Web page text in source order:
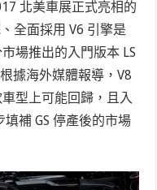
北美車展正式亮相的
全面採用 V6 引擎是
場推出的入門版本 LS
據海外媒體報導，V8
型上可能回歸，且入
補 GS 停產後的市場